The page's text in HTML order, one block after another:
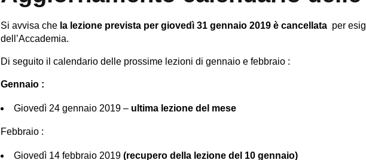
Si avvisa che la lezione prevista per giovedì 31 gennaio 2019 è cancellata per
dell’Accademia.
Di seguito il calendario delle prossime lezioni di gennaio e febbraio :
Gennaio :
Giovedì 24 gennaio 2019 – ultima lezione del mese
Febbraio :
Giovedì 14 febbraio 2019 (recupero della lezione del 10 gennaio)